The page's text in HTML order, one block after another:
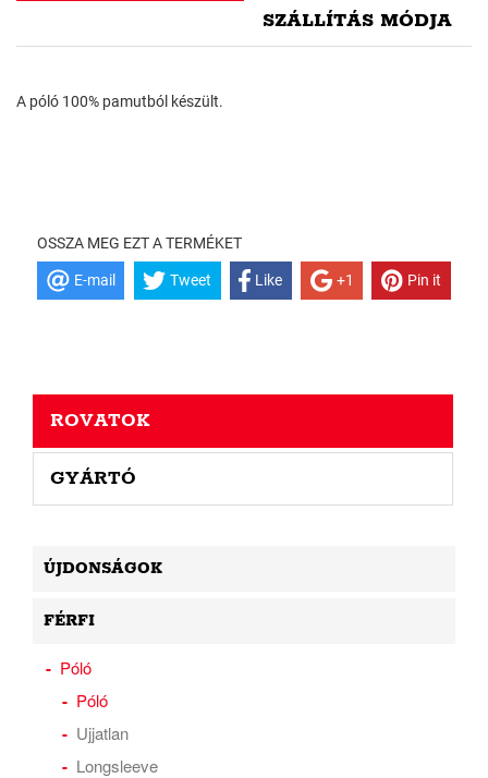
SZÁLLÍTÁS MÓDJA
A póló 100% pamutból készült.
OSSZA MEG EZT A TERMÉKET
E-mail Tweet Like +1 Pin it
ROVATOK
GYÁRTÓ
ÚJDONSÁGOK
FÉRFI
Póló
Póló
Ujjatlan
Longsleeve